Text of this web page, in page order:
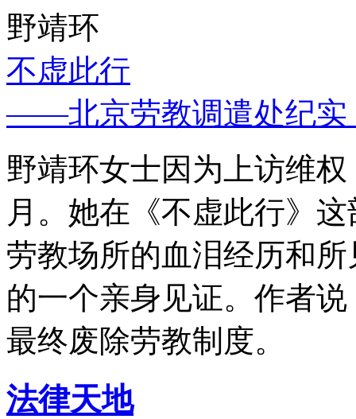
野靖环
不虚此行
——北京劳教调遣处纪实
野靖环女士因为上访维
月。她在《不虚此行》
劳教场所的血泪经历和
的一个亲身见证。作者
最终废除劳教制度。
法律天地